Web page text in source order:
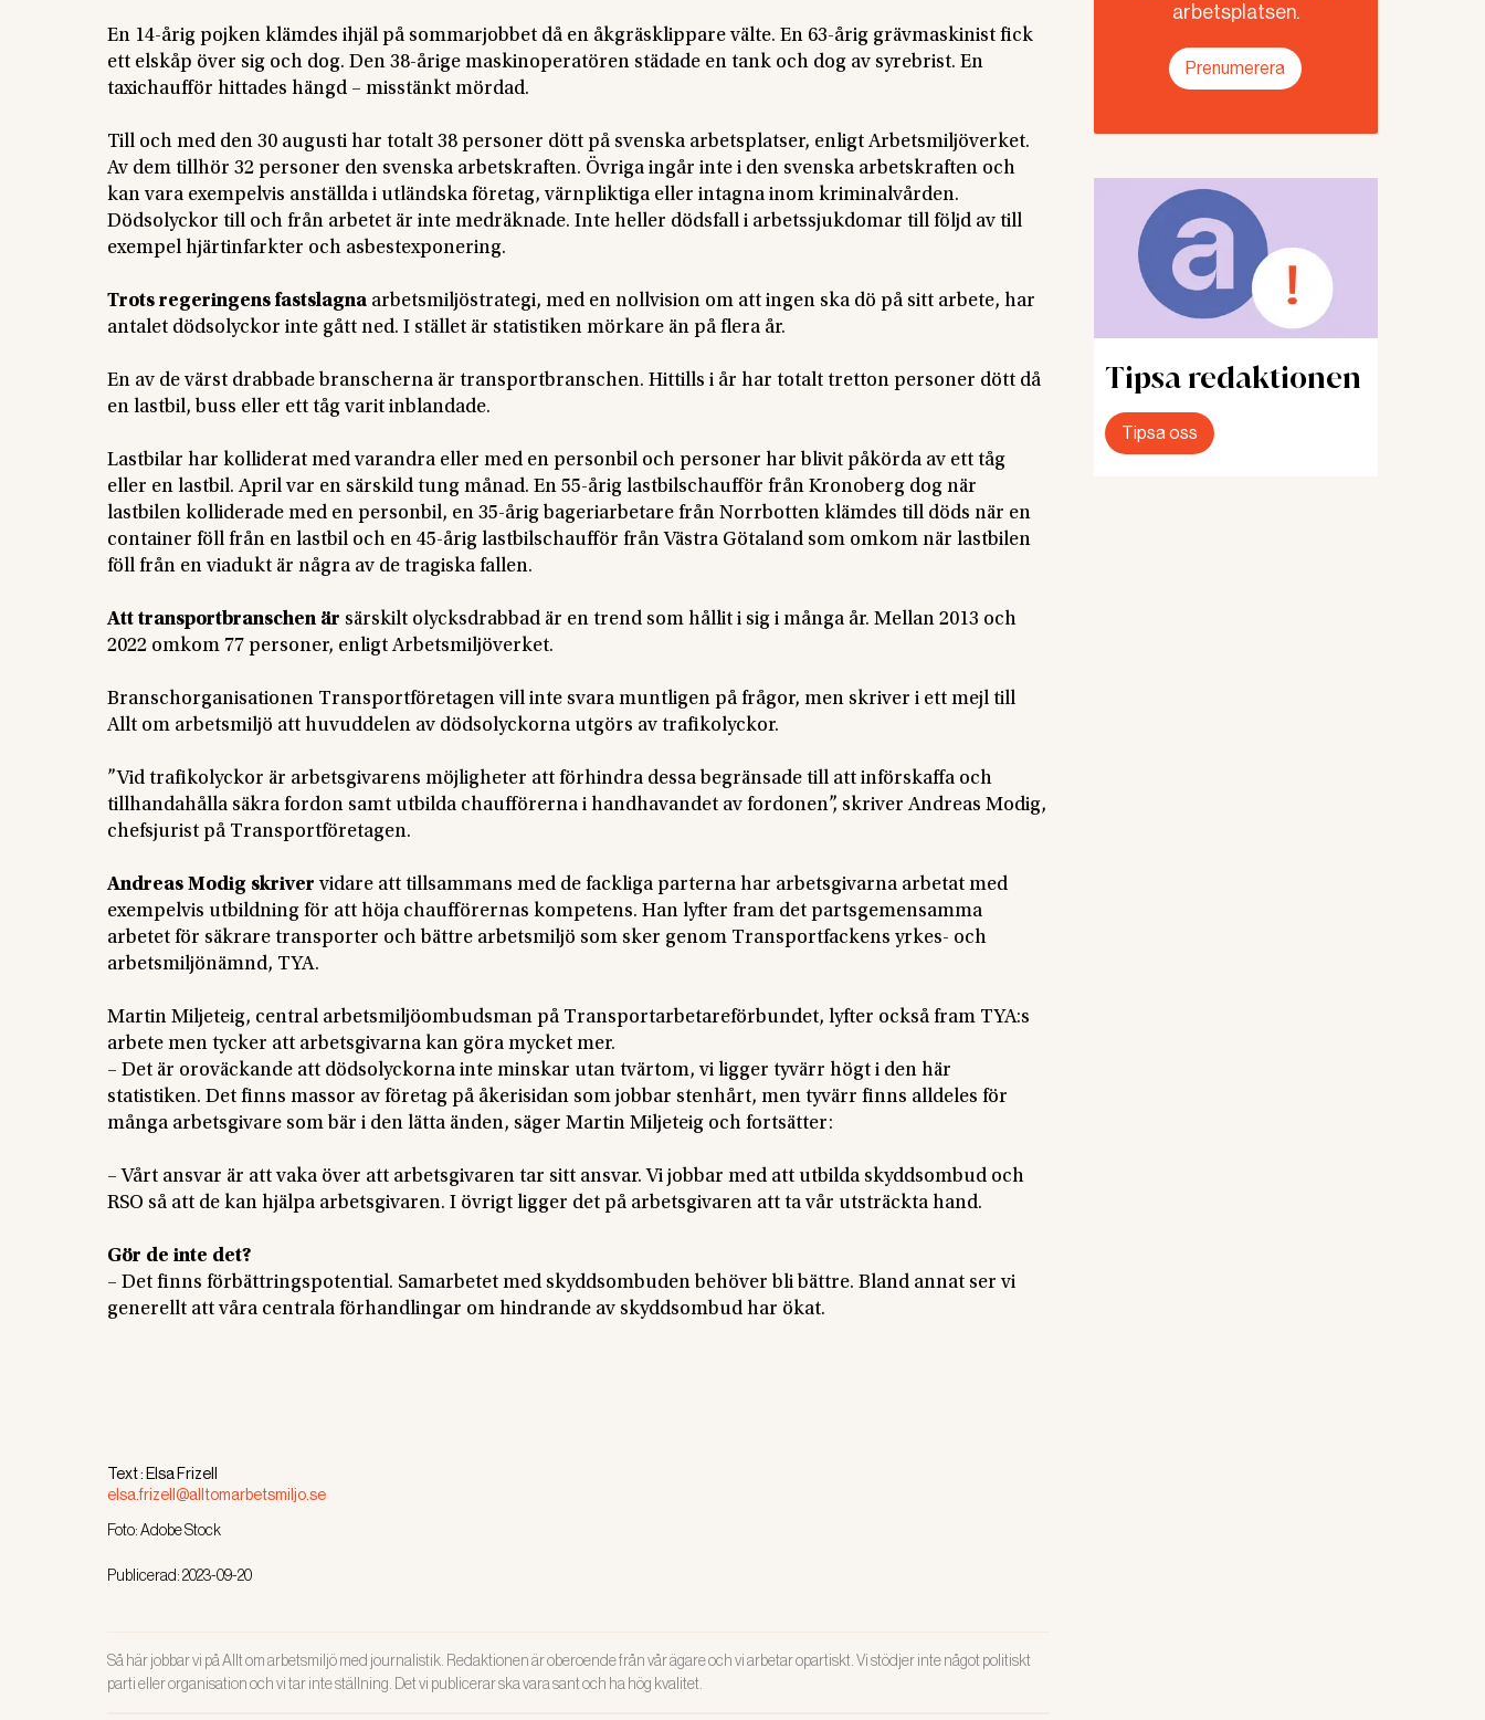
En 14-årig pojken klämdes ihjäl på sommarjobbet då en åkgräsklippare välte. En 63-årig grävmaskinist fick
ett elskåp över sig och dog. Den 38-årige maskinoperatören städade en tank och dog av syrebrist. En
taxichaufför hittades hängd – misstänkt mördad.
Till och med den 30 augusti har totalt 38 personer dött på svenska arbetsplatser, enligt Arbetsmiljöverket.
Av dem tillhör 32 personer den svenska arbetskraften. Övriga ingår inte i den svenska arbetskraften och
kan vara exempelvis anställda i utländska företag, värnpliktiga eller intagna inom kriminalvården.
Dödsolyckor till och från arbetet är inte medräknade. Inte heller dödsfall i arbetssjukdomar till följd av till
exempel hjärtinfarkter och asbestexponering.
Trots regeringens fastslagna arbetsmiljöstrategi, med en nollvision om att ingen ska dö på sitt arbete, har
antalet dödsolyckor inte gått ned. I stället är statistiken mörkare än på flera år.
En av de värst drabbade branscherna är transportbranschen. Hittills i år har totalt tretton personer dött då
en lastbil, buss eller ett tåg varit inblandade.
Lastbilar har kolliderat med varandra eller med en personbil och personer har blivit påkörda av ett tåg
eller en lastbil. April var en särskild tung månad. En 55-årig lastbilschaufför från Kronoberg dog när
lastbilen kolliderade med en personbil, en 35-årig bageriarbetare från Norrbotten klämdes till döds när en
container föll från en lastbil och en 45-årig lastbilschaufför från Västra Götaland som omkom när lastbilen
föll från en viadukt är några av de tragiska fallen.
Att transportbranschen är särskilt olycksdrabbad är en trend som hållit i sig i många år. Mellan 2013 och
2022 omkom 77 personer, enligt Arbetsmiljöverket.
Branschorganisationen Transportföretagen vill inte svara muntligen på frågor, men skriver i ett mejl till
Allt om arbetsmiljö att huvuddelen av dödsolyckorna utgörs av trafikolyckor.
”Vid trafikolyckor är arbetsgivarens möjligheter att förhindra dessa begränsade till att införskaffa och
tillhandahålla säkra fordon samt utbilda chaufförerna i handhavandet av fordonen”, skriver Andreas Modig,
chefsjurist på Transportföretagen.
Andreas Modig skriver vidare att tillsammans med de fackliga parterna har arbetsgivarna arbetat med
exempelvis utbildning för att höja chaufförernas kompetens. Han lyfter fram det partsgemensamma
arbetet för säkrare transporter och bättre arbetsmiljö som sker genom Transportfackens yrkes- och
arbetsmiljönämnd, TYA.
Martin Miljeteig, central arbetsmiljöombudsman på Transportarbetareförbundet, lyfter också fram TYA:s
arbete men tycker att arbetsgivarna kan göra mycket mer.
– Det är oroväckande att dödsolyckorna inte minskar utan tvärtom, vi ligger tyvärr högt i den här
statistiken. Det finns massor av företag på åkerisidan som jobbar stenhårt, men tyvärr finns alldeles för
många arbetsgivare som bär i den lätta änden, säger Martin Miljeteig och fortsätter:
– Vårt ansvar är att vaka över att arbetsgivaren tar sitt ansvar. Vi jobbar med att utbilda skyddsombud och
RSO så att de kan hjälpa arbetsgivaren. I övrigt ligger det på arbetsgivaren att ta vår utsträckta hand.
Gör de inte det?
– Det finns förbättringspotential. Samarbetet med skyddsombuden behöver bli bättre. Bland annat ser vi
generellt att våra centrala förhandlingar om hindrande av skyddsombud har ökat.
Text :Elsa Frizell
elsa.frizell@alltomarbetsmiljo.se
Foto:Adobe Stock
Publicerad:2023-09-20
Så här jobbar vi på Allt om arbetsmiljö med journalistik. Redaktionen är oberoende från vår ägare och vi arbetar opartiskt. Vi stödjer inte något politiskt
parti eller organisation och vi tar inte ställning. Det vi publicerar ska vara sant och ha hög kvalitet.
arbetsplatsen.
Prenumerera
Tipsa redaktionen
Tipsa oss